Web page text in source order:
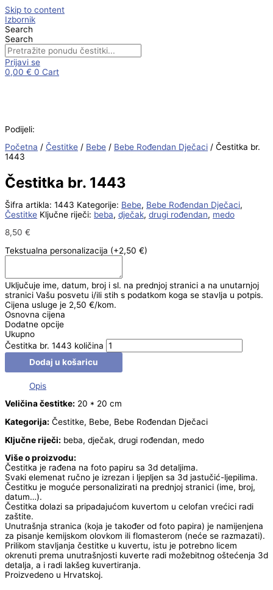
Skip to content
Izbornik
Search
Search
Prijavi se
0,00 € 0 Cart
Podijeli:
Početna / Čestitke / Bebe / Bebe Rođendan Dječaci / Čestitka br.
1443
Čestitka br. 1443
Šifra artikla: 1443 Kategorije: Bebe, Bebe Rođendan Dječaci,
Čestitke Ključne riječi: beba, dječak, drugi rođendan, medo
8,50 €
Tekstualna personalizacija (+2,50 €)
Uključuje ime, datum, broj i sl. na prednjoj stranici a na unutarnjoj
stranici Vašu posvetu i/ili stih s podatkom koga se stavlja u potpis.
Cijena usluge je 2,50 €/kom.
Osnovna cijena
Dodatne opcije
Ukupno
Čestitka br. 1443 količina
Dodaj u košaricu
Opis
Veličina čestitke: 20 * 20 cm
Kategorija: Čestitke, Bebe, Bebe Rođendan Dječaci
Ključne riječi: beba, dječak, drugi rođendan, medo
Više o proizvodu:
Čestitka je rađena na foto papiru sa 3d detaljima.
Svaki elemenat ručno je izrezan i ljepljen sa 3d jastučić-ljepilima.
Čestitku je moguće personalizirati na prednjoj stranici (ime, broj,
datum…).
Čestitka dolazi sa pripadajućom kuvertom u celofan vrećici radi
zaštite.
Unutrašnja stranica (koja je također od foto papira) je namijenjena
za pisanje kemijskom olovkom ili flomasterom (neće se razmazati).
Prilikom stavljanja čestitke u kuvertu, istu je potrebno licem
okrenuti prema unutrašnjosti kuverte radi možebitnog oštećenja 3d
detalja, a i radi lakšeg kuvertiranja.
Proizvedeno u Hrvatskoj.